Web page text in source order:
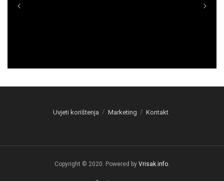
Uvjeti korištenja Marketing Kontakt
Copyright © 2020. Powered by Vrisak.info.